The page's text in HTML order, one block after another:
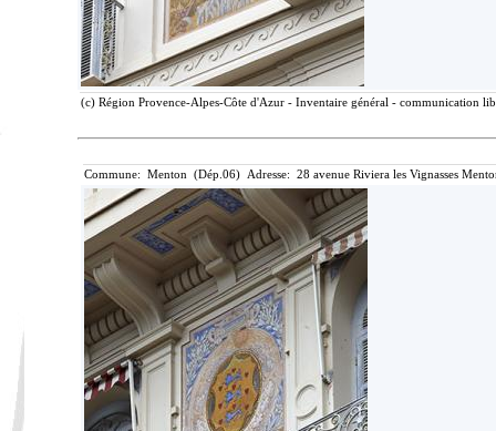
(c) Région Provence-Alpes-Côte d'Azur - Inventaire général - communication
Commune: Menton (Dép.06) Adresse: 28 avenue Riviera les Vignasses